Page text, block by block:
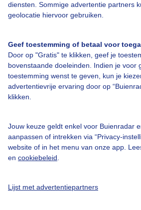
diensten. Sommige advertentie partners
geolocatie hiervoor gebruiken.
Geef toestemming of betaal voor
Door op "Gratis" te klikken, geef je
bovenstaande doeleinden. Indien je voor
toestemming wenst te geven, kun je
advertentievrije ervaring door op
klikken.
Jouw keuze geldt enkel voor Buienradar
aanpassen of intrekken via “Privacy-
website of in het menu van onze app.
en cookiebeleid
Lijst met advertentiepartners
Bedrijfsgegevens
Contact
Toegankelijkheid
Gebruikersvoorwaarden
Adverteren
Privacy beleid
Cookie beleid